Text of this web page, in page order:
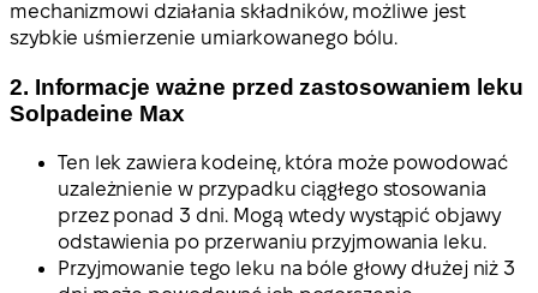
mechanizmowi działania składników, możliwe jest
szybkie uśmierzenie umiarkowanego bólu.
2. Informacje ważne przed zastosowaniem leku
Solpadeine Max
Ten lek zawiera kodeinę, która może powodować
uzależnienie w przypadku ciągłego stosowania
przez ponad 3 dni. Mogą wtedy wystąpić objawy
odstawienia po przerwaniu przyjmowania leku.
Przyjmowanie tego leku na bóle głowy dłużej niż 3